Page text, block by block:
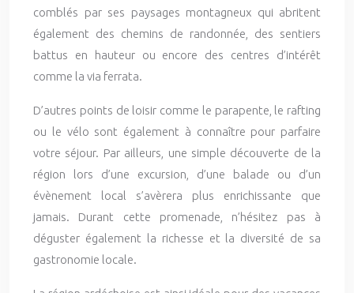
comblés par ses paysages montagneux qui abritent
également des chemins de randonnée, des sentiers
battus en hauteur ou encore des centres d’intérêt
comme la via ferrata.
D’autres points de loisir comme le parapente, le rafting
ou le vélo sont également à connaître pour parfaire
votre séjour. Par ailleurs, une simple découverte de la
région lors d’une excursion, d’une balade ou d’un
évènement local s’avèrera plus enrichissante que
jamais. Durant cette promenade, n’hésitez pas à
déguster également la richesse et la diversité de sa
gastronomie locale.